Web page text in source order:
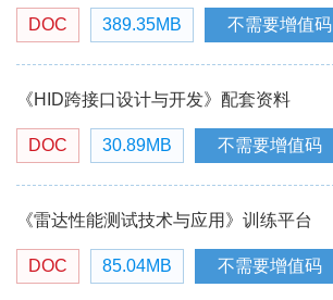
DOC 389.35MB 不需要增值码
《HID跨接口设计与开发》配套资料
DOC 30.89MB 不需要增值码
《雷达性能测试技术与应用》训练平台
DOC 85.04MB 不需要增值码